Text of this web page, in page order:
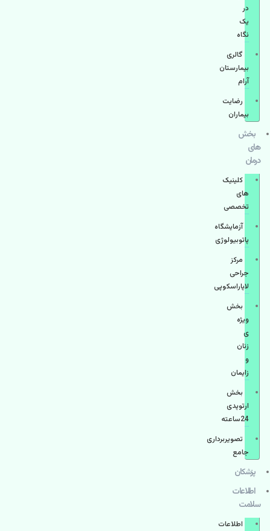
در
یک
نگاه
گالری
بیمارستان
آرام
رضایت
بیماران
بخش
های
درمان
کلینیک
های
تخصصی
آزمایشگاه
پاتوبیولوژی
مرکز
جراحی
لاپاراسکوپی
بخش
ویژه
ی
زنان
و
زایمان
بخش
ارتوپدی
24ساعته
تصویربرداری
جامع
پزشكان
اطلاعات
سلامت
اطلاعات